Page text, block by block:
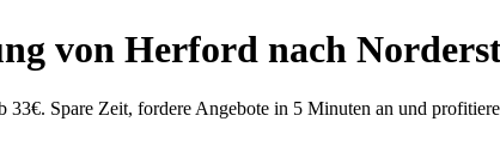
von Herford nach
Spare Zeit, fordere Angebote in 5 Minuten an und